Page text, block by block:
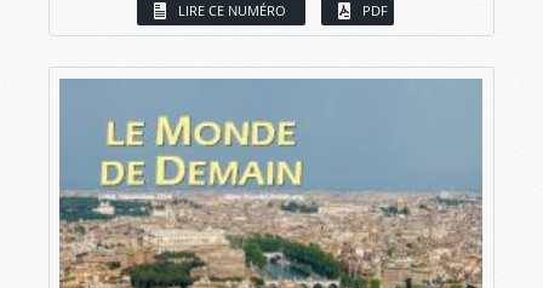
LIRE CE NUMÉRO PDF